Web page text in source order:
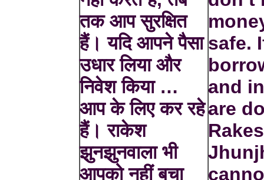
तक आप सुरक्षित
हैं। यदि आपने पैसा
उधार लिया और
निवेश किया …
आप के लिए कर रहे
हैं। राकेश
झुनझुनवाला भी
आपको नहीं बचा
safe.
and
are